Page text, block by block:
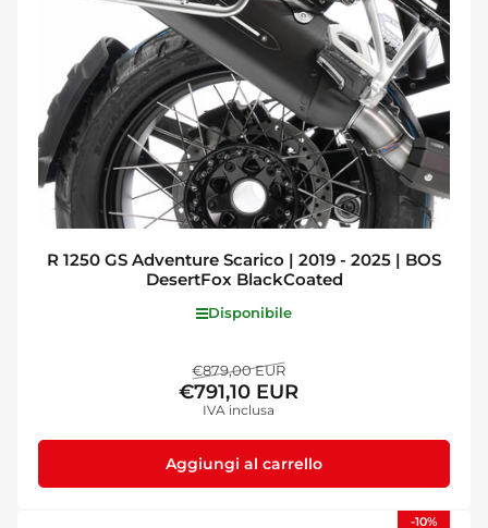
R 1250 GS Adventure Scarico | 2019 - 2025 | BOS
DesertFox BlackCoated
Disponibile
Prezzo
standard
€879,00 EURPrezzo
di
€791,10 EUR
IVA inclusa
Aggiungi al carrello
-10%